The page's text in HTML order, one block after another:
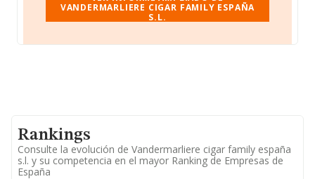
VANDERMARLIERE CIGAR FAMILY ESPAÑA
S.L.
Rankings
Consulte la evolución de Vandermarliere cigar family españa
s.l. y su competencia en el mayor Ranking de Empresas de
España